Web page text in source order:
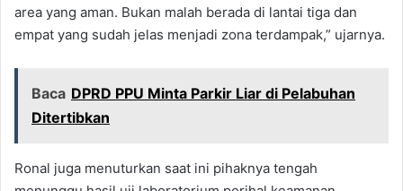
area yang aman. Bukan malah berada di lantai tiga dan
empat yang sudah jelas menjadi zona terdampak,” ujarnya.
Baca DPRD PPU Minta Parkir Liar di Pelabuhan
Ditertibkan
Ronal juga menuturkan saat ini pihaknya tengah